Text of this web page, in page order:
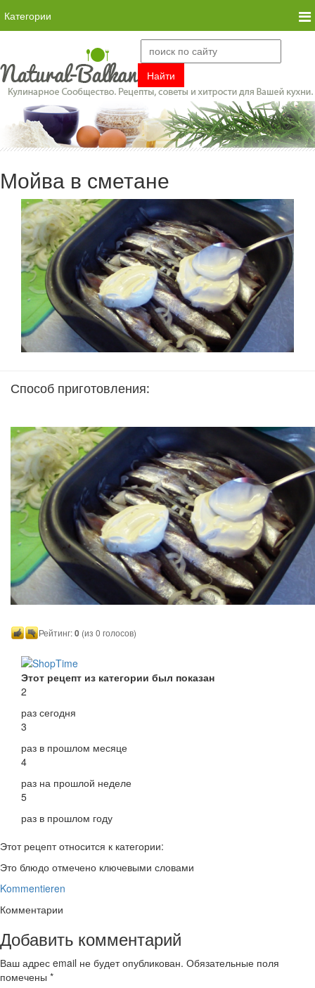
Категории
Мойва в сметане
Способ приготовления:
Рейтинг:0 (из 0 голосов)
Этот рецепт из категории был показан
2
раз сегодня
3
раз в прошлом месяце
4
раз на прошлой неделе
5
раз в прошлом году
Этот рецепт относится к категории:
Это блюдо отмечено ключевыми словами
Kommentieren
Комментарии
Добавить комментарий
Ваш адрес email не будет опубликован. Обязательные поля
помечены *